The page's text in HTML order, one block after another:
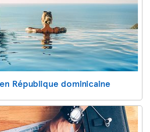
République dominicaine